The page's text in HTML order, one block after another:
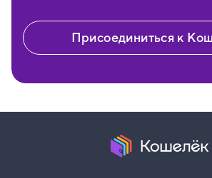
Присоединиться к